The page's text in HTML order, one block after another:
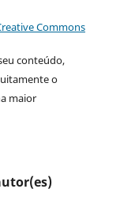
Commons
conteúdo,
o
maior